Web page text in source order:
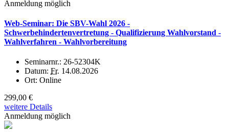
Anmeldung möglich
Web-Seminar: Die SBV-Wahl 2026 -
Schwerbehindertenvertretung - Qualifizierung Wahlvorstand -
Wahlverfahren - Wahlvorbereitung
Seminarnr.: 26-52304K
Datum: Fr. 14.08.2026
Ort: Online
299,00 €
weitere Details
Anmeldung möglich